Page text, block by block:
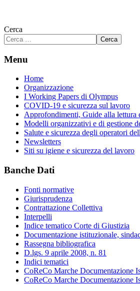
Cerca
Cerca
Menu
Home
Organizzazione
I Working Papers di Olympus
COVID-19 e sicurezza sul lavoro
Approfondimenti, Guide alla lettura
Modelli organizzativi e di gestione
Salute e sicurezza degli operatori
Newsletters
Siti su igiene e sicurezza del lavoro
Banche Dati
Fonti normative
Giurisprudenza
Contrattazione Collettiva
Interpelli
Indice tematico Corte di Giustizia
Documentazione istituzionale,
Rassegna bibliografica
D.lgs. 9 aprile 2008, n. 81
Indici tematici
CoReCo Marche Documentazione
CoReCo Marche Documentazione